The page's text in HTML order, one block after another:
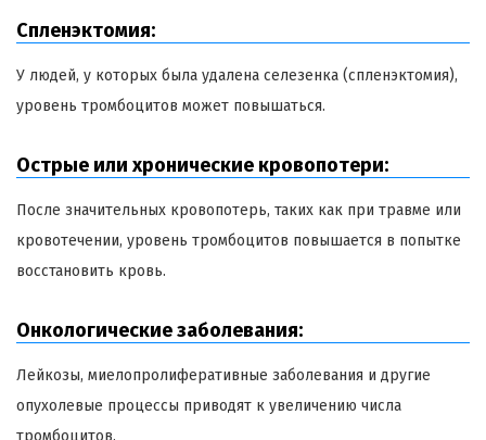
Спленэктомия:
У людей, у которых была удалена селезенка (спленэктомия),
уровень тромбоцитов может повышаться.
Острые или хронические кровопотери:
После значительных кровопотерь, таких как при травме или
кровотечении, уровень тромбоцитов повышается в попытке
восстановить кровь.
Онкологические заболевания:
Лейкозы, миелопролиферативные заболевания и другие
опухолевые процессы приводят к увеличению числа